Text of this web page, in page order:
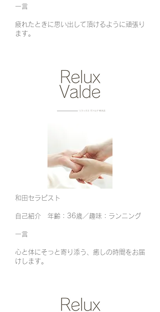
​一言
疲れたときに思い出して頂けるように頑張り
ます。
和田セラピスト
自己紹介 年齢：36歳／趣味：ランニング
​一言
心と体にそっと寄り添う、癒しの時間をお届
けします。